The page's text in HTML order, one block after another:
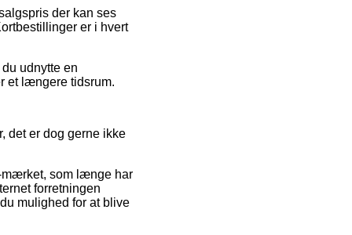
der kan ses
er i hvert
udnytte en
et længere tidsrum.
det er dog gerne ikke
mærket, som længe har
forretningen
mulighed for at blive